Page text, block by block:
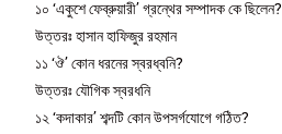
১০ ‘একুশে ফেব্রুয়ারী’ গ্রন্থের সম্পাদক কে ছিলেন?
উত্তরঃ হাসান হাফিজুর রহমান
১১ ‘ঔ’ কোন ধরনের স্বরধ্বনি?
উত্তরঃ যৌগিক স্বরধনি
১২ ‘কদাকার’ শব্দটি কোন উপসর্গযোগে গঠিত?